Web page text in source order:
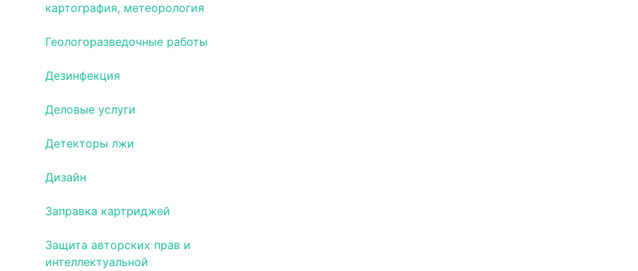
картография, метеорология
Геологоразведочные работы
Дезинфекция
Деловые услуги
Детекторы лжи
Дизайн
Заправка картриджей
Защита авторских прав и
интеллектуальной